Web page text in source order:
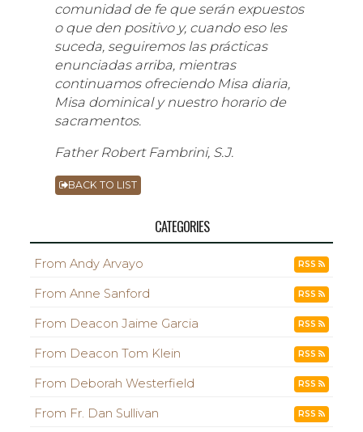
comunidad de fe que serán expuestos
o que den positivo y, cuando eso les
suceda, seguiremos las prácticas
enunciadas arriba, mientras
continuamos ofreciendo Misa diaria,
Misa dominical y nuestro horario de
sacramentos.
Father Robert Fambrini, S.J.
BACK TO LIST
CATEGORIES
From Andy Arvayo RSS
From Anne Sanford RSS
From Deacon Jaime Garcia RSS
From Deacon Tom Klein RSS
From Deborah Westerfield RSS
From Fr. Dan Sullivan RSS